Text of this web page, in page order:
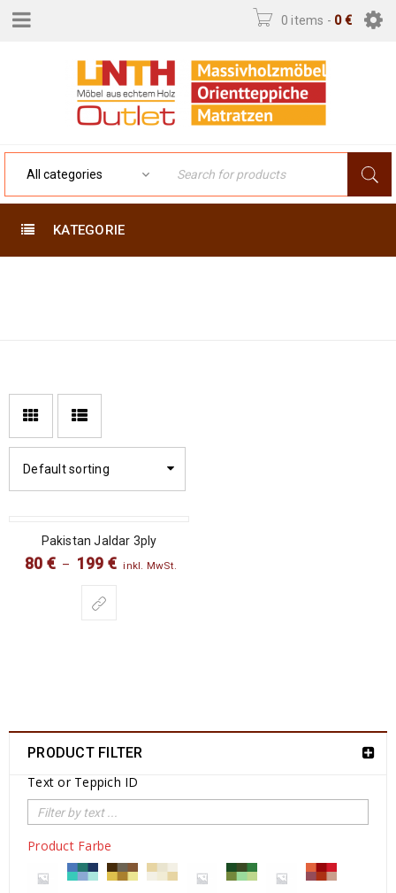
0 items - 0€
KATEGORIE
Default sorting
SALEPakistan Jaldar 3ply
80 € – 199 € inkl. MwSt.
PRODUCT FILTER
Text or Teppich ID
Product Farbe